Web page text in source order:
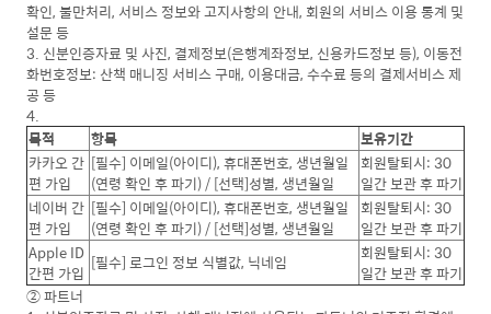
확인, 불만처리, 서비스 정보와 고지사항의 안내, 회원의 서비스 이용 통계 및
설문 등
3. 신분인증자료 및 사진, 결제정보(은행계좌정보, 신용카드정보 등), 이동전
화번호정보: 산책 매니징 서비스 구매, 이용대금, 수수료 등의 결제서비스 제
공 등
4.
목적
항목
보유기간
카카오 간
편 가입
[필수] 이메일(아이디), 휴대폰번호, 생년월일
(연령 확인 후 파기) / [선택]성별, 생년월일
회원탈퇴시: 30
일간 보관 후 파기
네이버 간
편 가입
[필수] 이메일(아이디), 휴대폰번호, 생년월일
(연령 확인 후 파기) / [선택]성별, 생년월일
회원탈퇴시: 30
일간 보관 후 파기
Apple ID
간편 가입 [필수] 로그인 정보 식별값, 닉네임
회원탈퇴시: 30
일간 보관 후 파기
② 파트너